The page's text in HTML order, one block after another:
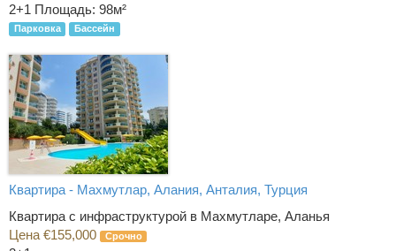
2+1 Площадь: 98м²
Парковка Бассейн
Квартира - Махмутлар, Алания, Анталия, Турция
Квартира с инфраструктурой в Махмутларе, Аланья
Цена €155,000
Срочно